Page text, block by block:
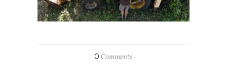
0 Comments